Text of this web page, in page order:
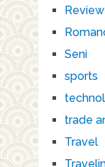
Review
Seni
sports
trade
Travel